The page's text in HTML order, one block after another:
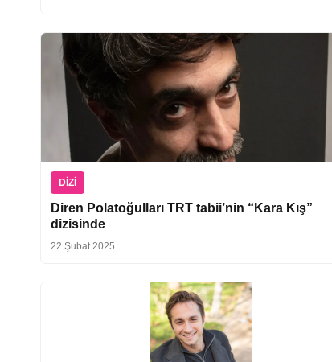
DIZI
Diren Polatoğulları TRT tabii’nin “Kara Kış”
dizisinde
22 Şubat 2025